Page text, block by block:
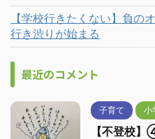
【学校行きたくない】負の
行き渋りが始まる
最近のコメント
子育て 小
【不登校